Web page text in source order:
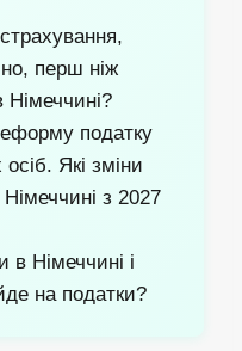
перш ніж
податку
Які зміни
з 2027
в Німеччині і
на податки?